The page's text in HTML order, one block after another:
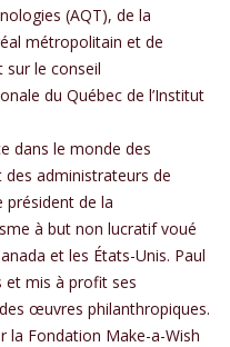
(AQT), de la
métropolitain et de
sur le conseil
du Québec de l’Institut
dans le monde des
des administrateurs de
président de la
à but non lucratif voué
et les États-Unis. Paul
et mis à profit ses
œuvres philanthropiques.
la Fondation Make-a-Wish